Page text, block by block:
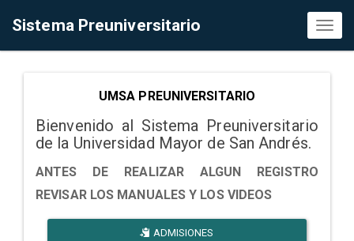
Sistema Preuniversitario
UMSA PREUNIVERSITARIO
Bienvenido al Sistema Preuniversitario
de la Universidad Mayor de San Andrés.
ANTES DE REALIZAR ALGUN REGISTRO
REVISAR LOS MANUALES Y LOS VIDEOS
ADMISIONES